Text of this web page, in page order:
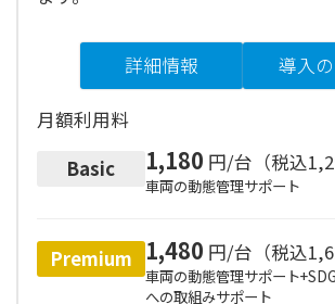
詳細情報 導入
月額利用料
Basic
1,180 円/台（税込
車両の動態管理サポート
Premium 1,480 円/台（税込
車両の動態管理サポート
への取組みサポート